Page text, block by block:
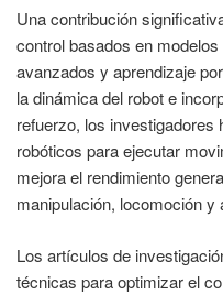
Una contribución
control basados en
avanzados y aprendizaje
la dinámica del robot e
refuerzo, los investigadores
robóticos para ejecutar
mejora el rendimiento
manipulación, locomoción y
Los artículos de
técnicas para optimizar el